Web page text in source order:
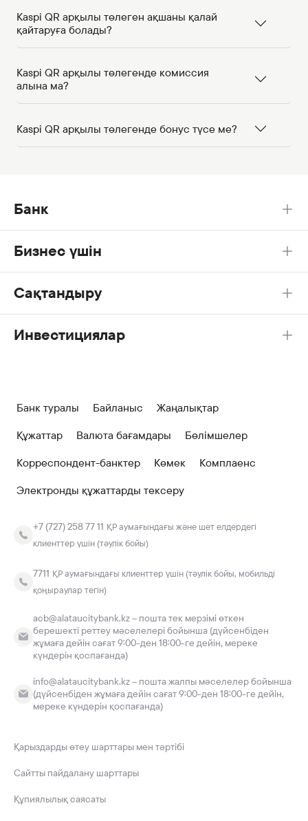
Kaspi QR арқылы төлеген ақшаны қалай
қайтаруға болады?
Kaspi QR арқылы төлегенде комиссия
алына ма?
Kaspi QR арқылы төлегенде бонус түсе ме?
Банк
Бизнес үшін
Сақтандыру
Инвестициялар
Банк туралы Байланыс
Жаңалықтар
Құжаттар
Валюта бағамдары
Бөлімшелер
Корреспондент-банктер
Көмек
Комплаенс
Электронды құжаттарды тексеру
+7 (727) 258 77 11 ҚР аумағындағы және шет елдердегі
клиенттер үшін (тәулік бойы)
7711 ҚР аумағындағы клиенттер үшін (тәулік бойы, мобильді
қоңыраулар тегін)
acb@alataucitybank.kz – пошта тек мерзімі өткен
берешекті реттеу мәселелері бойынша (дүйсенбіден
жұмаға дейін сағат 9:00-ден 18:00-ге дейін, мереке
күндерін қоспағанда)
info@alataucitybank.kz – пошта жалпы мәселелер бойынша
(дүйсенбіден жұмаға дейін сағат 9:00-ден 18:00-ге дейін,
мереке күндерін қоспағанда)
Қарыздарды өтеу шарттары мен тәртібі
Сайтты пайдалану шарттары
Құпиялылық саясаты